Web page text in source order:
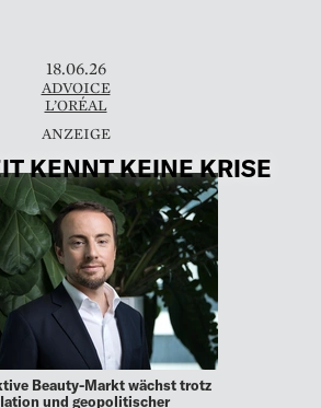
18.06.26
ADVOICE
L’ORÉAL
KENNT KEINE KRISE
Beauty-Markt wächst trotz
und geopolitischer